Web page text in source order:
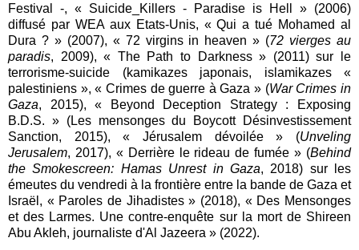
Festival -, « Suicide_Killers - Paradise is Hell » (2006)
diffusé par WEA aux Etats-Unis, « Qui a tué Mohamed al
Dura ? » (2007), « 72 virgins in heaven » (72 vierges au
paradis, 2009), « The Path to Darkness » (2011) sur le
terrorisme-suicide (kamikazes japonais, islamikazes «
palestiniens », « Crimes de guerre à Gaza » (War Crimes in
Gaza, 2015), « Beyond Deception Strategy : Exposing
B.D.S. » (Les mensonges du Boycott Désinvestissement
Sanction, 2015), « Jérusalem dévoilée » (Unveling
Jerusalem, 2017), « Derrière le rideau de fumée » (Behind
the Smokescreen: Hamas Unrest in Gaza, 2018) sur les
émeutes du vendredi à la frontière entre la bande de Gaza et
Israël, « Paroles de Jihadistes » (2018), « Des Mensonges
et des Larmes. Une contre-enquête sur la mort de Shireen
Abu Akleh, journaliste d'Al Jazeera » (2022).